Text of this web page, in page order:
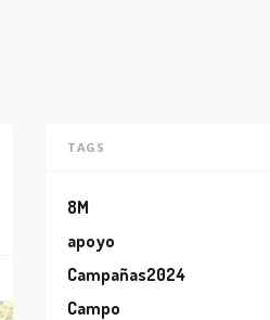
TAGS
8M
apoyo
Campañas2024
Campo